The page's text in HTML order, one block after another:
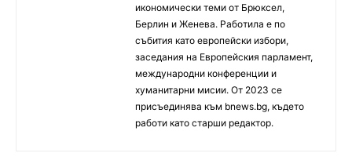
икономически теми от Брюксел,
Берлин и Женева. Работила е по
събития като европейски избори,
заседания на Европейския парламент,
международни конференции и
хуманитарни мисии. От 2023 се
присъединява към bnews.bg, където
работи като старши редактор.